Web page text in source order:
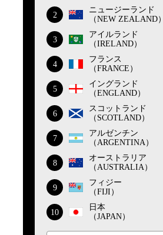
2
ニュージーランド
（NEW ZEALAND）
3
アイルランド
（IRELAND）
4
フランス
（FRANCE）
5
イングランド
（ENGLAND）
6
スコットランド
（SCOTLAND）
7
アルゼンチン
（ARGENTINA）
8
オーストラリア
（AUSTRALIA）
9
フィジー
（FIJI）
10
日本
（JAPAN）